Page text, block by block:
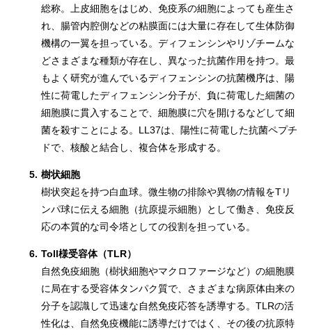
総称。上皮細胞をはじめ、免疫系の細胞によっても産生さ
れ、腸管内腔側などの粘膜面には大量に存在して生体防御
機構の一翼を担っている。ディフェンシンやリゾチームな
どさまざまな種類が存在し、異なった抗菌作用を持つ。最
もよく研究が進んでいるディフェンシンの抗菌機序は、陽
性に荷電したディフェンシン分子が、負に荷電した細菌の
細胞膜に貫入することで、細胞膜に穴を開けるなどして細
菌を殺すことによる。LL37は、陽性に荷電した抗菌ペプチ
ドで、核酸と結合し、複合体を形成する。
5. 樹状細胞
樹状突起を持つ白血球。微生物の排除や異物の情報をTリ
ンパ球に伝える細胞（抗原提示細胞）として働き、免疫反
応の本質的な司令塔としての役割を担っている。
6. Toll様受容体（TLR）
自然免疫細胞（樹状細胞やマクロファージなど）の細胞膜
に局在する受容体タンパク質で、さまざまな病原体由来の
分子を認識して迅速な自然免疫応答を誘導する。TLRの活
性化は、自然免疫機能に誘導だけではく、その後の抗原特